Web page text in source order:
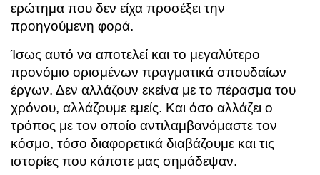
ερώτημα που δεν είχα προσέξει την
προηγούμενη φορά.
Ίσως αυτό να αποτελεί και το μεγαλύτερο
προνόμιο ορισμένων πραγματικά σπουδαίων
έργων. Δεν αλλάζουν εκείνα με το πέρασμα του
χρόνου, αλλάζουμε εμείς. Και όσο αλλάζει ο
τρόπος με τον οποίο αντιλαμβανόμαστε τον
κόσμο, τόσο διαφορετικά διαβάζουμε και τις
ιστορίες που κάποτε μας σημάδεψαν.